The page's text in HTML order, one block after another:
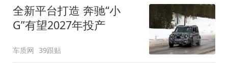
全新平台打造 奔驰“小
G”有望2027年投产
车质网 39跟贴